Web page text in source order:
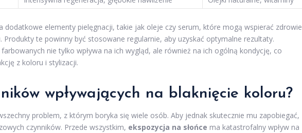
dodatkowe elementy pielęgnacji, takie jak oleje czy serum, które mogą wspierać zdrowie
Produkty te powinny być stosowane regularnie, aby uzyskać optymalne rezultaty.
nie tylko wpływa na ich wygląd, ale również na ich ogólną kondycję, co
z koloru i stylizacji.
wpływających na blaknięcie koloru?
problem, z którym boryka się wiele osób. Aby jednak skutecznie mu zapobiegać,
czynników. Przede wszystkim, ekspozycja na słońce ma katastrofalny wpływ na